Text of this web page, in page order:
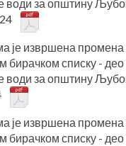
води за општину
је извршена промена
бирачком списку - део
води за општину
је извршена промена
бирачком списку - део